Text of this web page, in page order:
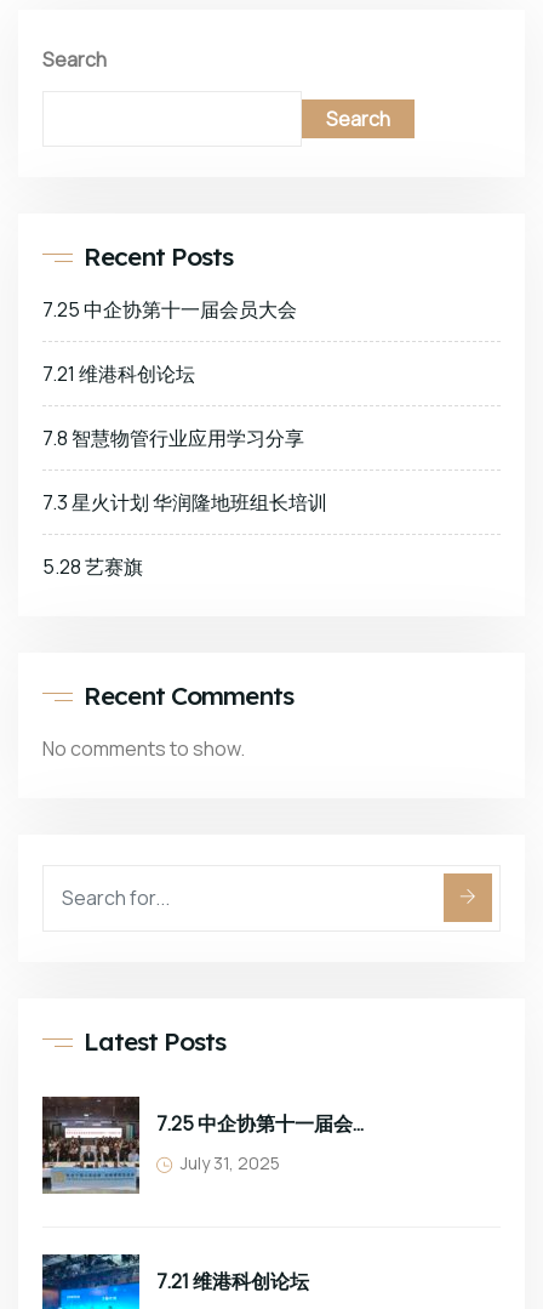
Search
Search
Recent Posts
7.25 中企协第十一届会员大会
7.21 维港科创论坛
7.8 智慧物管行业应用学习分享
7.3 星火计划 华润隆地班组长培训
5.28 艺赛旗
Recent Comments
No comments to show.
Latest Posts
7.25 中企协第十一届会员大会
July 31, 2025
7.21 维港科创论坛